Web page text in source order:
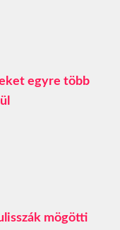
egyre több
mögötti